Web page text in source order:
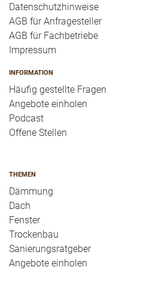
Datenschutzhinweise
AGB für Anfragesteller
AGB für Fachbetriebe
Impressum
INFORMATION
Häufig gestellte Fragen
Angebote einholen
Podcast
Offene Stellen
THEMEN
Dämmung
Dach
Fenster
Trockenbau
Sanierungsratgeber
Angebote einholen